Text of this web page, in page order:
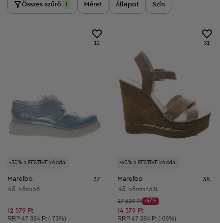
Összes szűrő 1 Méret Állapot Szín
-50% a FESTIVE kóddal
12
Marelbo 37
Női bőrcipő
12 579 Ft
Ajánlott ár:
RRP 47 384 Ft (-73%)
-60% a FESTIVE kóddal
31
Marelbo 38
Női bőrszandál
Kezdő ár:
27 629 Ft
Discount Price:
-47%
Csökkentett ár:
14 579 Ft
Ajánlott ár:
RRP 47 384 Ft (-69%)